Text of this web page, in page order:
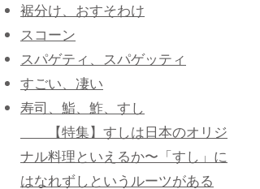
裾分け、おすそわけ
スコーン
スパゲティ、スパゲッティ
すごい、凄い
寿司、鮨、鮓、すし
【特集】すしは日本のオリジ
ナル料理といえるか〜「すし」に
はなれずしというルーツがある